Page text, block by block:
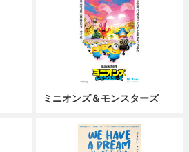
ミニオンズ＆モンスターズ